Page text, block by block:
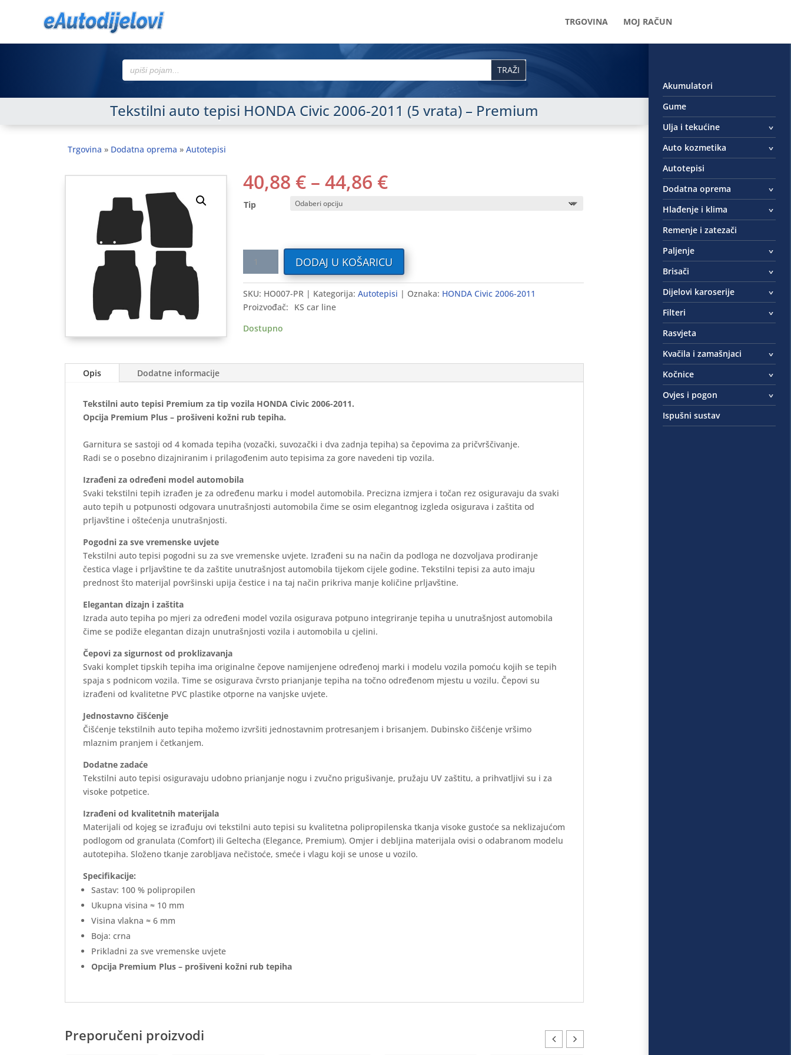
TRGOVINA MOJ RAČUN
Search
for:
Tekstilni auto tepisi HONDA Civic 2006-2011 (5 vrata) – Premium
Trgovina » Dodatna oprema »Autotepisi
40,88 € – 44,86 €RASPON
CIJENA:
44,86 €
Tip
tepisi
HONDA
Civic
2006-
vrata)
količina
DODAJ U KOŠARICU
SKU: HO007-PR Kategorija: Autotepisi Oznaka: HONDA Civic 2006-2011
Proizvođač:
KS car line
Dostupno
Opis Dodatne informacije
Tekstilni auto tepisi Premium za tip vozila HONDA Civic 2006-2011.
Opcija Premium Plus – prošiveni kožni rub tepiha.
Garnitura se sastoji od 4 komada tepiha (vozački, suvozački i dva zadnja tepiha) sa čepovima za pričvrščivanje.
Radi se o posebno dizajniranim i prilagođenim auto tepisima za gore navedeni tip vozila.
Izrađeni za određeni model automobila
Svaki tekstilni tepih izrađen je za određenu marku i model automobila. Precizna izmjera i točan rez osiguravaju da svaki
auto tepih u potpunosti odgovara unutrašnjosti automobila čime se osim elegantnog izgleda osigurava i zaštita od
prljavštine i oštećenja unutrašnjosti.
Pogodni za sve vremenske uvjete
Tekstilni auto tepisi pogodni su za sve vremenske uvjete. Izrađeni su na način da podloga ne dozvoljava prodiranje
čestica vlage i prljavštine te da zaštite unutrašnjost automobila tijekom cijele godine. Tekstilni tepisi za auto imaju
prednost što materijal površinski upija čestice i na taj način prikriva manje količine prljavštine.
Elegantan dizajn i zaštita
Izrada auto tepiha po mjeri za određeni model vozila osigurava potpuno integriranje tepiha u unutrašnjost automobila
čime se podiže elegantan dizajn unutrašnjosti vozila i automobila u cjelini.
Čepovi za sigurnost od proklizavanja
Svaki komplet tipskih tepiha ima originalne čepove namijenjene određenoj marki i modelu vozila pomoću kojih se tepih
spaja s podnicom vozila. Time se osigurava čvrsto prianjanje tepiha na točno određenom mjestu u vozilu. Čepovi su
izrađeni od kvalitetne PVC plastike otporne na vanjske uvjete.
Jednostavno čišćenje
Čišćenje tekstilnih auto tepiha možemo izvršiti jednostavnim protresanjem i brisanjem. Dubinsko čišćenje vršimo
mlaznim pranjem i četkanjem.
Dodatne zadaće
Tekstilni auto tepisi osiguravaju udobno prianjanje nogu i zvučno prigušivanje, pružaju UV zaštitu, a prihvatljivi su i za
visoke potpetice.
Izrađeni od kvalitetnih materijala
Materijali od kojeg se izrađuju ovi tekstilni auto tepisi su kvalitetna polipropilenska tkanja visoke gustoće sa neklizajućom
podlogom od granulata (Comfort) ili Geltecha (Elegance, Premium). Omjer i debljina materijala ovisi o odabranom modelu
autotepiha. Složeno tkanje zarobljava nečistoće, smeće i vlagu koji se unose u vozilo.
Specifikacije:
Sastav: 100 % polipropilen
Ukupna visina ≈ 10 mm
Visina vlakna ≈ 6 mm
Boja: crna
Prikladni za sve vremenske uvjete
Opcija Premium Plus – prošiveni kožni rub tepiha
Preporučeni proizvodi
Akumulatori
Gume
Ulja i tekućine
Auto kozmetika
Autotepisi
Dodatna oprema
Hlađenje i klima
Remenje i zatezači
Paljenje
Brisači
Dijelovi karoserije
Filteri
Rasvjeta
Kvačila i zamašnjaci
Kočnice
Ovjes i pogon
Ispušni sustav